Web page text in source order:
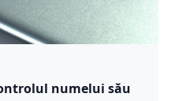
numelui său